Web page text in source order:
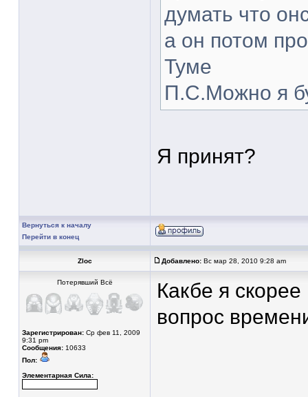
думать что
а он потом
Туме
П.С.Можно я
Я принят?
Вернуться к началу
Перейти в конец
Zloc Добавлено: Вс мар 28, 2010 9:28 am
Потерявший Всё
Зарегистрирован: Ср фев 11, 2009
9:31 pm
Сообщения: 10633
Пол:
Элементарная Сила:
Какбе я
вопрос